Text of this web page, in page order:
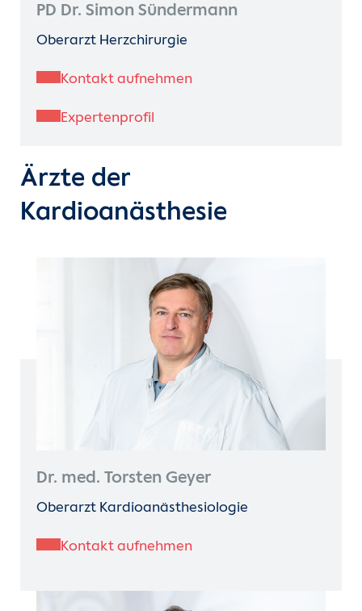
PD Dr. Simon Sündermann
Oberarzt Herzchirurgie
Kontakt aufnehmen
Expertenprofil
Ärzte der
Kardioanästhesie
Dr. med. Torsten Geyer
Oberarzt Kardioanästhesiologie
Kontakt aufnehmen